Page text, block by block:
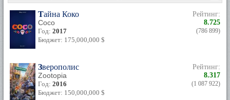
Тайна Коко
Coco
Год: 2017
Бюджет: 175,000,000 $
Рейтинг:
8.725
(786 899)
Зверополис
Zootopia
Год: 2016
Бюджет: 150,000,000 $
Рейтинг:
8.317
(1 087 922)